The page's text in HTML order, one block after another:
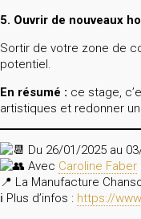
5. Ouvrir de nouveaux
Sortir de votre zone de
potentiel.
En résumé : ce stage,
artistiques et redonner
Du 26/01/2025 au
Avec Caroline Faber
📍 La Manufacture
ℹ Plus d’infos : https://